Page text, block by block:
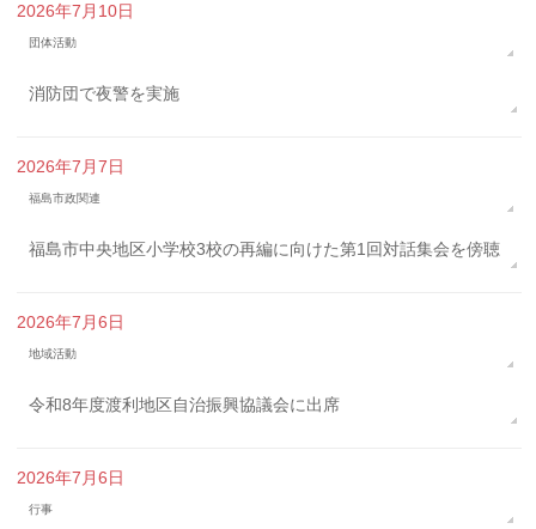
2026年7月10日
団体活動
消防団で夜警を実施
2026年7月7日
福島市政関連
福島市中央地区小学校3校の再編に向けた第1回対話集会を傍聴
2026年7月6日
地域活動
令和8年度渡利地区自治振興協議会に出席
2026年7月6日
行事